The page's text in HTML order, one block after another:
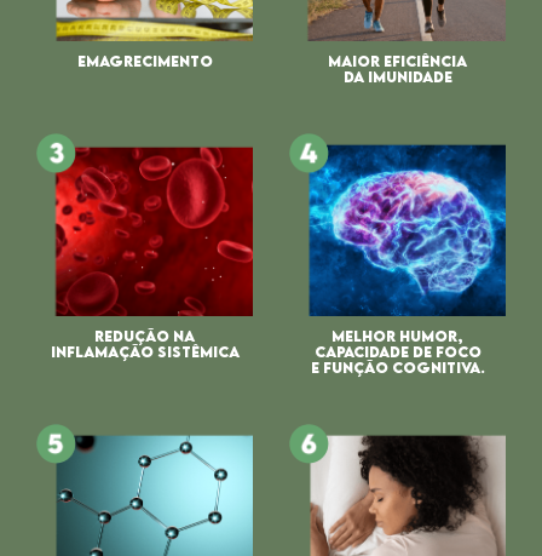
EMAGRECIMENTO
MAIOR EFICIÊNCIA
DA IMUNIDADE
REDUÇÃO NA
INFLAMAÇÃO SISTÊMICA
MELHOR HUMOR,
CAPACIDADE DE FOCO
E FUNÇÃO COGNITIVA.